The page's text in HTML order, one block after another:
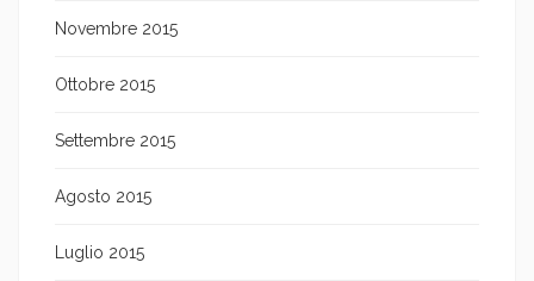
Novembre 2015
Ottobre 2015
Settembre 2015
Agosto 2015
Luglio 2015